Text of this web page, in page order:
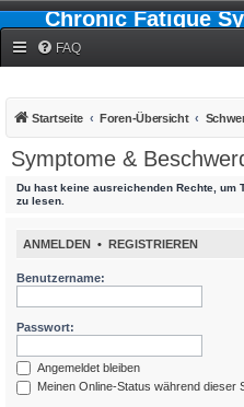
Chronic Fatigue
FAQ
Startseite Foren-Übersicht
Symptome &
Du hast keine ausreichenden Rechte, um
zu lesen.
ANMELDEN • REGISTRIEREN
Benutzername:
Passwort:
Angemeldet bleiben
Meinen Online-Status während dieser